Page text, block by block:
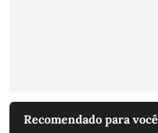
Recomendado para você